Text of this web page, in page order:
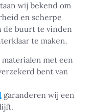
wij bekend om
en scherpe
de buurt te vinden
te maken.
met een
bent van
garanderen wij een